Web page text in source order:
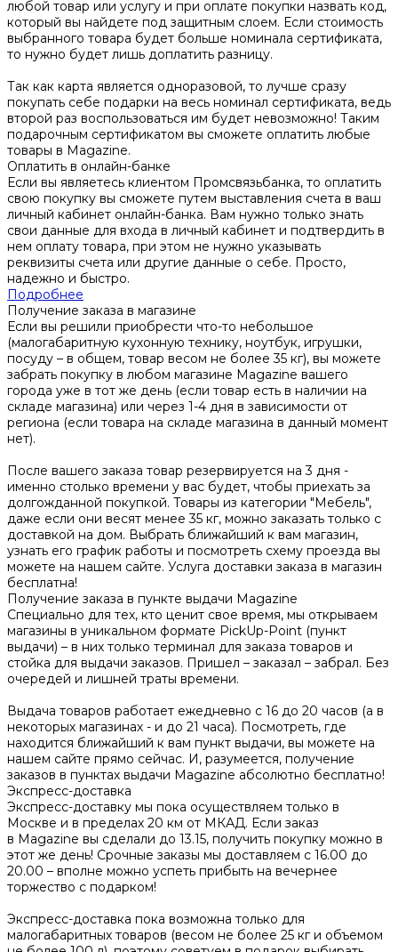
любой товар или услугу и при оплате покупки назвать код,
который вы найдете под защитным слоем. Если стоимость
выбранного товара будет больше номинала сертификата,
то нужно будет лишь доплатить разницу.
Так как карта является одноразовой, то лучше сразу
покупать себе подарки на весь номинал сертификата, ведь
второй раз воспользоваться им будет невозможно! Таким
подарочным сертификатом вы сможете оплатить любые
товары в Magazine.
Оплатить в онлайн-банке
Если вы являетесь клиентом Промсвязьбанка, то оплатить
свою покупку вы сможете путем выставления счета в ваш
личный кабинет онлайн-банка. Вам нужно только знать
свои данные для входа в личный кабинет и подтвердить в
нем оплату товара, при этом не нужно указывать
реквизиты счета или другие данные о себе. Просто,
надежно и быстро.
Подробнее
Получение заказа в магазине
Если вы решили приобрести что-то небольшое
(малогабаритную кухонную технику, ноутбук, игрушки,
посуду – в общем, товар весом не более 35 кг), вы можете
забрать покупку в любом магазине Magazine вашего
города уже в тот же день (если товар есть в наличии на
складе магазина) или через 1-4 дня в зависимости от
региона (если товара на складе магазина в данный момент
нет).
После вашего заказа товар резервируется на 3 дня -
именно столько времени у вас будет, чтобы приехать за
долгожданной покупкой. Товары из категории "Мебель",
даже если они весят менее 35 кг, можно заказать только с
доставкой на дом. Выбрать ближайший к вам магазин,
узнать его график работы и посмотреть схему проезда вы
можете на нашем сайте. Услуга доставки заказа в магазин
бесплатна!
Получение заказа в пункте выдачи Magazine
Специально для тех, кто ценит свое время, мы открываем
магазины в уникальном формате PickUp-Point (пункт
выдачи) – в них только терминал для заказа товаров и
стойка для выдачи заказов. Пришел – заказал – забрал. Без
очередей и лишней траты времени.
Выдача товаров работает ежедневно с 16 до 20 часов (а в
некоторых магазинах - и до 21 часа). Посмотреть, где
находится ближайший к вам пункт выдачи, вы можете на
нашем сайте прямо сейчас. И, разумеется, получение
заказов в пунктах выдачи Magazine абсолютно бесплатно!
Экспресс-доставка
Экспресс-доставку мы пока осуществляем только в
Москве и в пределах 20 км от МКАД. Если заказ
в Magazine вы сделали до 13.15, получить покупку можно в
этот же день! Срочные заказы мы доставляем с 16.00 до
20.00 – вполне можно успеть прибыть на вечернее
торжество с подарком!
Экспресс-доставка пока возможна только для
малогабаритных товаров (весом не более 25 кг и объемом